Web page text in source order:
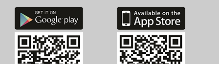
ΑΝΘΕΚΤΙΚΗ